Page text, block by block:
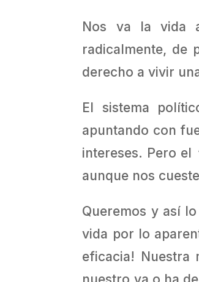
Nos va la vida
radicalmente, de
derecho a vivir
El sistema
apuntando con
intereses. Pero el
aunque nos
Queremos y así
vida por lo
eficacia! Nuestra